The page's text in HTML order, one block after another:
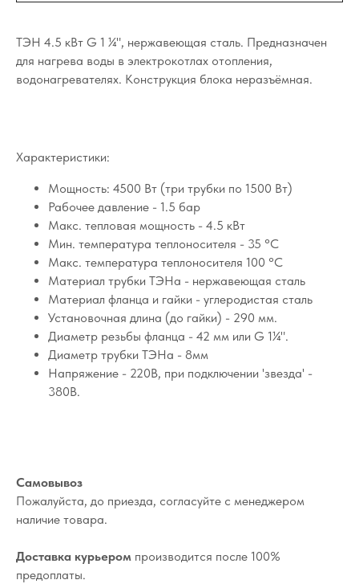
ТЭН 4.5 кВт G 1 ¼", нержавеющая сталь. Предназначен
для нагрева воды в электрокотлах отопления,
водонагревателях. Конструкция блока неразъёмная.
Характеристики:
Мощность: 4500 Вт (три трубки по 1500 Вт)
Рабочее давление - 1.5 бар
Макс. тепловая мощность - 4.5 кВт
Мин. температура теплоносителя - 35 °C
Макс. температура теплоносителя 100 °C
Материал трубки ТЭНа - нержавеющая сталь
Материал фланца и гайки - углеродистая сталь
Установочная длина (до гайки) - 290 мм.
Диаметр резьбы фланца - 42 мм или G 1¼".
Диаметр трубки ТЭНа - 8мм
Напряжение - 220В, при подключении 'звезда' -
380В.
Самовывоз
Пожалуйста, до приезда, согласуйте с менеджером
наличие товара.
Доставка курьером производится после 100%
предоплаты.